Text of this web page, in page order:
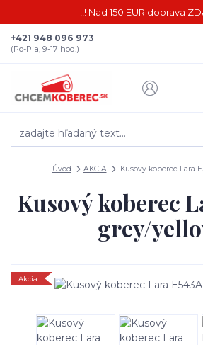
!!! Nad 150 EUR doprava
+421 948 096 973
(Po-Pia, 9-17 hod.)
Úvod AKCIA Kusový koberec Lara
Kusový koberec
grey/
Akcia